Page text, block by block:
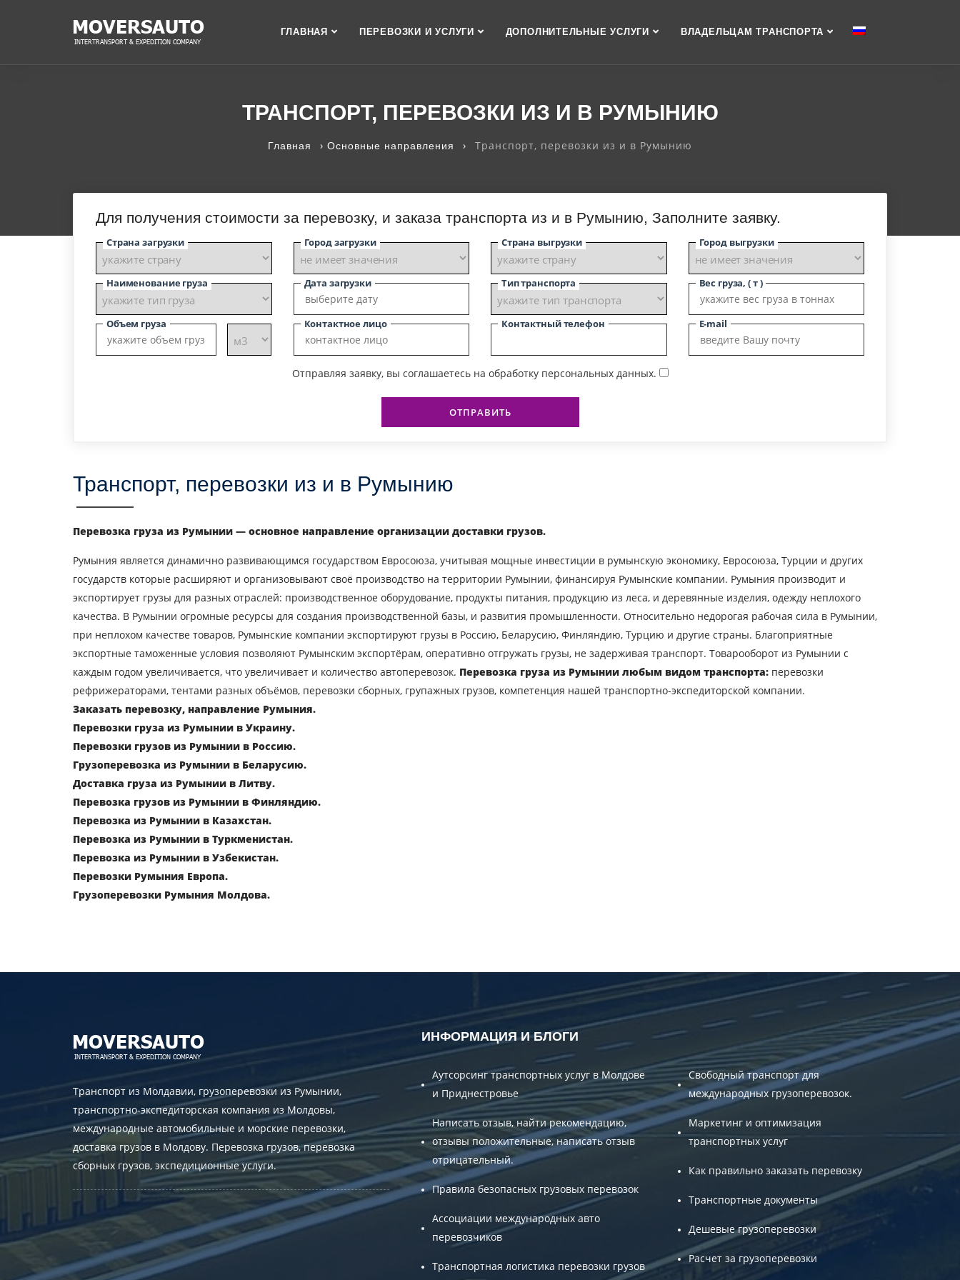
ГЛАВНАЯ ПЕРЕВОЗКИ И УСЛУГИ ДОПОЛНИТЕЛЬНЫЕ УСЛУГИ ВЛАДЕЛЬЦАМ ТРАНСПОРТА
ТРАНСПОРТ, ПЕРЕВОЗКИ ИЗ И В РУМЫНИЮ
Главная › Основные направления › Транспорт, перевозки из и в Румынию
Для получения стоимости за перевозку, и заказа транспорта из и в Румынию, Заполните заявку.
Страна загрузки Город загрузки Страна выгрузки Город выгрузки
Наименование груза Дата загрузки Тип транспорта Вес груза, ( т )
Объем груза Контактное лицо Контактный телефон E-mail
Отправляя заявку, вы соглашаетесь на обработку персональных данных.
ОТПРАВИТЬ
Транспорт, перевозки из и в Румынию
Перевозка груза из Румынии — основное направление организации доставки грузов.
Румыния является динамично развивающимся государством Евросоюза, учитывая мощные инвестиции в румынскую экономику, Евросоюза, Турции и других
государств которые расширяют и организовывают своё производство на территории Румынии, финансируя Румынские компании. Румыния производит и
экспортирует грузы для разных отраслей: производственное оборудование, продукты питания, продукцию из леса, и деревянные изделия, одежду неплохого
качества. В Румынии огромные ресурсы для создания производственной базы, и развития промышленности. Относительно недорогая рабочая сила в Румынии,
при неплохом качестве товаров, Румынские компании экспортируют грузы в Россию, Беларусию, Финляндию, Турцию и другие страны. Благоприятные
экспортные таможенные условия позволяют Румынским экспортёрам, оперативно отгружать грузы, не задерживая транспорт. Товарооборот из Румынии с
каждым годом увеличивается, что увеличивает и количество автоперевозок. Перевозка груза из Румынии любым видом транспорта: перевозки
рефрижераторами, тентами разных объёмов, перевозки сборных, групажных грузов, компетенция нашей транспортно-экспедиторской компании.
Заказать перевозку, направление Румыния.
Перевозки груза из Румынии в Украину.
Перевозки грузов из Румынии в Россию.
Грузоперевозка из Румынии в Беларусию.
Доставка груза из Румынии в Литву.
Перевозка грузов из Румынии в Финляндию.
Перевозка из Румынии в Казахстан.
Перевозка из Румынии в Туркменистан.
Перевозка из Румынии в Узбекистан.
Перевозки Румыния Европа.
Грузоперевозки Румыния Молдова.
Транспорт из Молдавии, грузоперевозки из Румынии,
транспортно-экспедиторская компания из Молдовы,
международные автомобильные и морские перевозки,
доставка грузов в Молдову. Перевозка грузов, перевозка
сборных грузов, экспедиционные услуги.
ИНФОРМАЦИЯ И БЛОГИ
Аутсорсинг транспортных услуг в Молдове
и Приднестровье
Написать отзыв, найти рекомендацию,
отзывы положительные, написать отзыв
отрицательный.
Правила безопасных грузовых перевозок
Ассоциации международных авто
перевозчиков
Транспортная логистика перевозки грузов
Свободный транспорт для
международных грузоперевозок.
Маркетинг и оптимизация
транспортных услуг
Как правильно заказать перевозку
Транспортные документы
Дешевые грузоперевозки
Расчет за грузоперевозки
Узнать стоимость перевозки
Страна загрузки
Тип транспорта
Контактное лицо